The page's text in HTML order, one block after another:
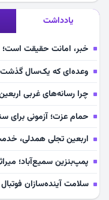
یادداشت
خبر، امانت حقیقت است؛
وعده‌ای که یک‌سال گذشت
چرا رسانه‌های غربی
حمام عزت؛ آزمونی
اربعین تجلی همدلی،
پمپ‌بنزین سمیع‌آباد؛
سلامت آینده‌سازان